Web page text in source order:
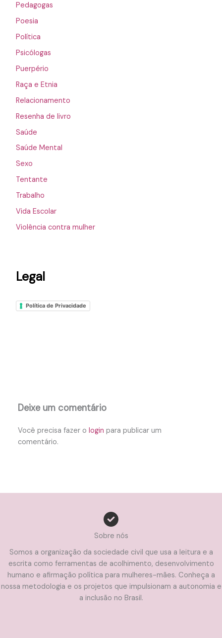
Pedagogas
Poesia
Política
Psicólogas
Puerpério
Raça e Etnia
Relacionamento
Resenha de livro
Saúde
Saúde Mental
Sexo
Tentante
Trabalho
Vida Escolar
Violência contra mulher
Legal
Política de Privacidade
Deixe um comentário
Você precisa fazer ologin para publicar um
comentário.
Sobre nós
Somos a organização da sociedade civil que usa a leitura e a
escrita como ferramentas de acolhimento, desenvolvimento
humano e afirmação política para mulheres-mães. Conheça a
nossa metodologia e os projetos que impulsionam a autonomia e
a inclusão no Brasil.